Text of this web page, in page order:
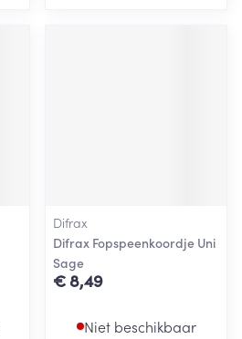
Difrax
Difrax Fopspeenkoordje Uni
Sage
€ 8,49
Niet beschikbaar